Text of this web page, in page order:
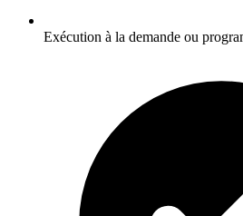
Exécution à la demande ou